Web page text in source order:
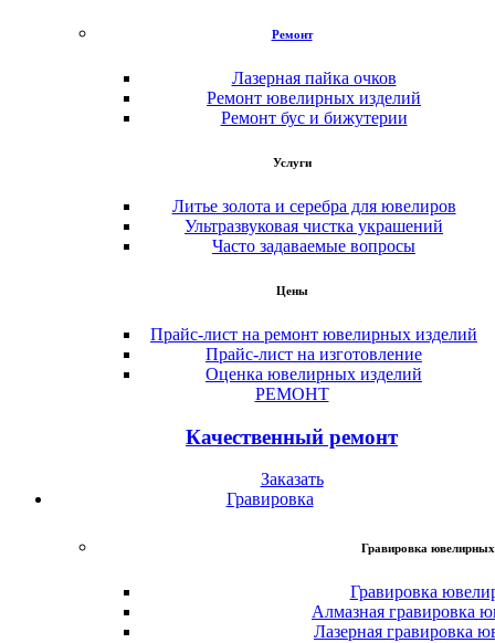
Ремонт
Лазерная пайка очков
Ремонт ювелирных изделий
Ремонт бус и бижутерии
Услуги
Литье золота и серебра для ювелиров
Ультразвуковая чистка украшений
Часто задаваемые вопросы
Цены
Прайс-лист на ремонт ювелирных изделий
Прайс-лист на изготовление
Оценка ювелирных изделий
РЕМОНТ
Качественный ремонт
Заказать
Гравировка
Гравировка ювелирных
Гравировка
Алмазная гравировка
Лазерная гравировка